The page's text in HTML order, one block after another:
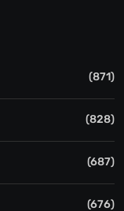
(871)
(828)
(687)
(676)